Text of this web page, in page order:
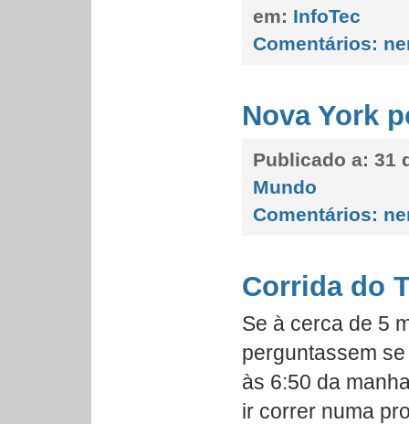
em: InfoTec
Comentários:
Nova York
Publicado a: 31
Mundo
Comentários:
Corrida do
Se à cerca de 5
perguntassem
às 6:50 da
ir correr numa